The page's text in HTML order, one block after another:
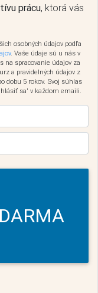
prácu, ktorá vás
osobných údajov podľa
. Vaše údaje sú u nás v
na spracovanie údajov za
a pravidelných údajov z
dobu 5 rokov. Svoj súhlas
sa' v každom emaili.